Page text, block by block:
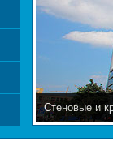
Стеновые и